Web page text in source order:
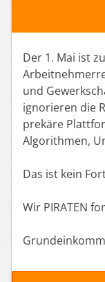
Der 1. Mai ist
und
ignorieren die
prekäre
Algorithmen,
Das ist kein
Wir PIRATEN